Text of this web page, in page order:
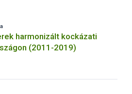
harmonizált kockázati
(2011-2019)